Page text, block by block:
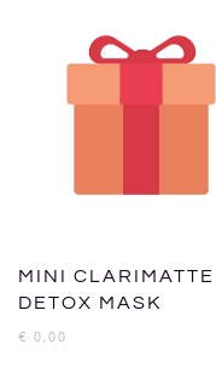
MINI CLARIMATTE
DETOX MASK
€ 0,00